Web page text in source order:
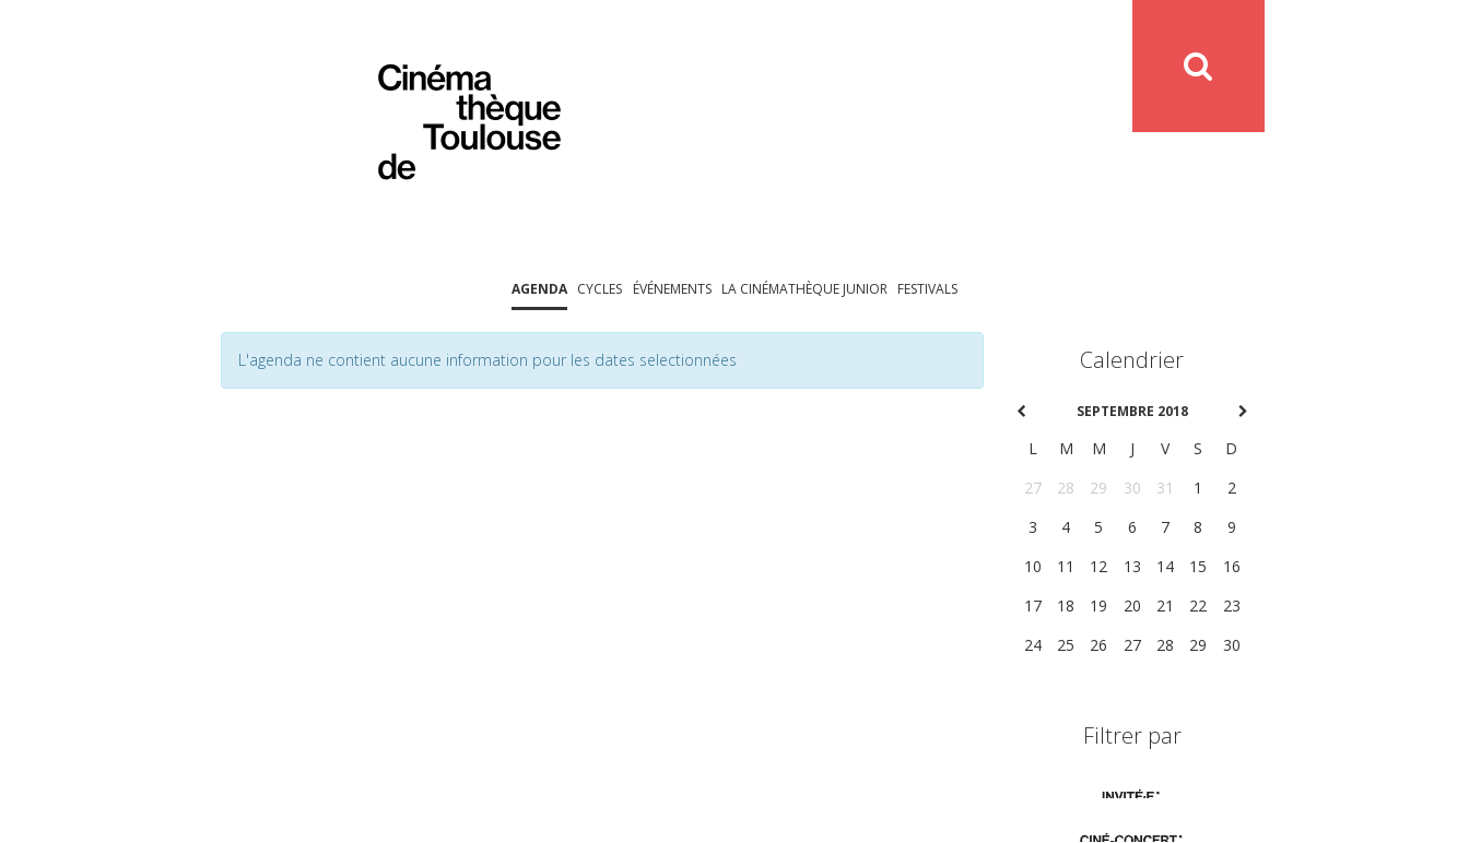
AGENDA CYCLES ÉVÉNEMENTS LA CINÉMATHÈQUE JUNIOR FESTIVALS
L'agenda ne contient aucune information pour les dates selectionnées Calendrier
SEPTEMBRE 2018
L M M J V S
D
27
28 29 30 31 1
2
3
4 5 6 7 8
9
10
11 12 13 14 15
16
17
18 19 20 21 22
23
24
25 26 27 28 29 30
Filtrer par